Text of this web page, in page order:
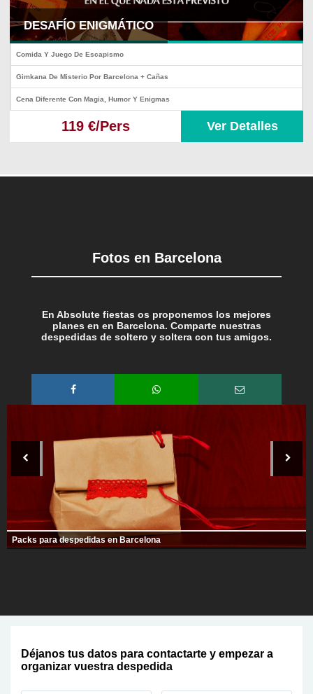
DESAFÍO ENIGMÁTICO
Comida Y Juego De Escapismo
Gimkana De Misterio Por Barcelona + Cañas
Cena Diferente Con Magia, Humor Y Enigmas
119 €/Pers Ver Detalles
Fotos en Barcelona
En Absolute fiestas os proponemos los mejores
planes en en Barcelona. Comparte nuestras
despedidas de soltero y soltera con tus amigos.
Packs para despedidas en Barcelona
Déjanos tus datos para contactarte y empezar a
organizar vuestra despedida